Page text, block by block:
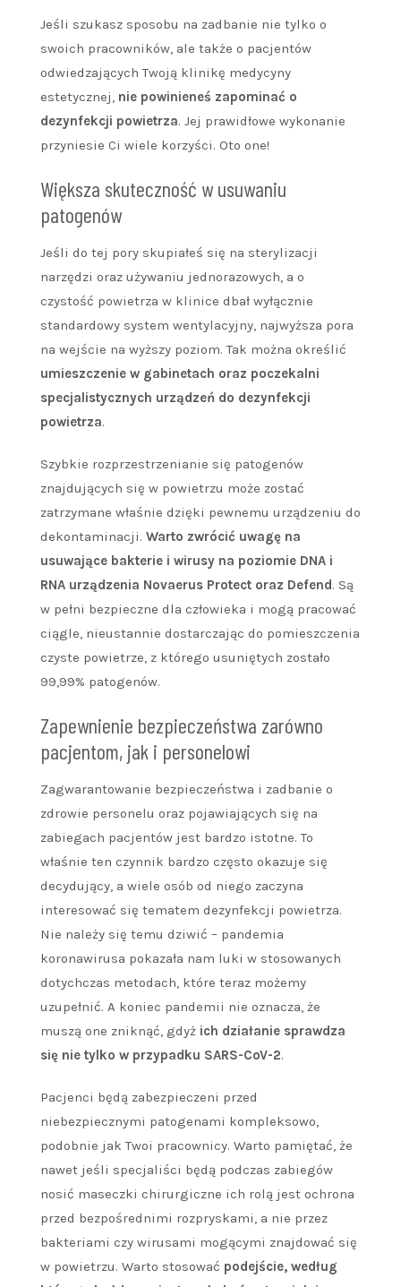
Jeśli szukasz sposobu na zadbanie nie tylko o
swoich pracowników, ale także o pacjentów
odwiedzających Twoją klinikę medycyny
estetycznej, nie powinieneś zapominać o
dezynfekcji powietrza. Jej prawidłowe wykonanie
przyniesie Ci wiele korzyści. Oto one!
Większa skuteczność w usuwaniu
patogenów
Jeśli do tej pory skupiałeś się na sterylizacji
narzędzi oraz używaniu jednorazowych, a o
czystość powietrza w klinice dbał wyłącznie
standardowy system wentylacyjny, najwyższa pora
na wejście na wyższy poziom. Tak można określić
umieszczenie w gabinetach oraz poczekalni
specjalistycznych urządzeń do dezynfekcji
powietrza.
Szybkie rozprzestrzenianie się patogenów
znajdujących się w powietrzu może zostać
zatrzymane właśnie dzięki pewnemu urządzeniu do
dekontaminacji. Warto zwrócić uwagę na
usuwające bakterie i wirusy na poziomie DNA i
RNA urządzenia Novaerus Protect oraz Defend. Są
w pełni bezpieczne dla człowieka i mogą pracować
ciągle, nieustannie dostarczając do pomieszczenia
czyste powietrze, z którego usuniętych zostało
99,99% patogenów.
Zapewnienie bezpieczeństwa zarówno
pacjentom, jak i personelowi
Zagwarantowanie bezpieczeństwa i zadbanie o
zdrowie personelu oraz pojawiających się na
zabiegach pacjentów jest bardzo istotne. To
właśnie ten czynnik bardzo często okazuje się
decydujący, a wiele osób od niego zaczyna
interesować się tematem dezynfekcji powietrza.
Nie należy się temu dziwić – pandemia
koronawirusa pokazała nam luki w stosowanych
dotychczas metodach, które teraz możemy
uzupełnić. A koniec pandemii nie oznacza, że
muszą one zniknąć, gdyż ich działanie sprawdza
się nie tylko w przypadku SARS-CoV-2.
Pacjenci będą zabezpieczeni przed
niebezpiecznymi patogenami kompleksowo,
podobnie jak Twoi pracownicy. Warto pamiętać, że
nawet jeśli specjaliści będą podczas zabiegów
nosić maseczki chirurgiczne ich rolą jest ochrona
przed bezpośrednimi rozpryskami, a nie przez
bakteriami czy wirusami mogącymi znajdować się
w powietrzu. Warto stosować podejście, według